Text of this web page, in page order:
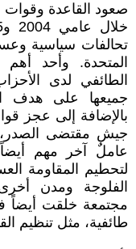
صعود القاعدة وقوات
تحالفات سياسية
المتحدة. وأحد
الطائفي لدى
جميعها على هدف
بالإضافة إلى عجز
جيش مقتضى الصدر،
عاملٌ آخر مهم أيضاً
لتحطيم المقاومة
الفلوجة ومدن
مجتمعة خلقت أيضاً
طائفية، مثل تنظيم